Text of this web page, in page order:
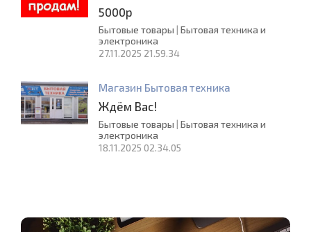
5000р
Бытовые товары | Бытовая техника и
электроника
27.11.2025 21.59.34
Магазин Бытовая техника
Ждём Вас!
Бытовые товары | Бытовая техника и
электроника
18.11.2025 02.34.05